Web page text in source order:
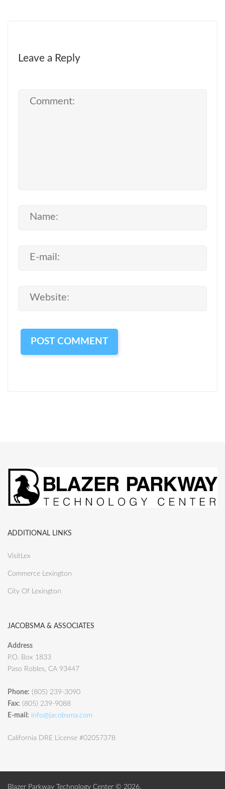
Leave a Reply
ADDITIONAL LINKS
VisitLex
Commerce Lexington
City Of Lexington
JACOBSMA & ASSOCIATES
Address
P.O. Box 1833
Paso Robles, CA 93447
Phone: (805) 239-3090
Fax: (805) 239-9088
E-mail: info@jacobsma.com
California DRE License #02057378
Blazer Parkway Technology Center © 2026.